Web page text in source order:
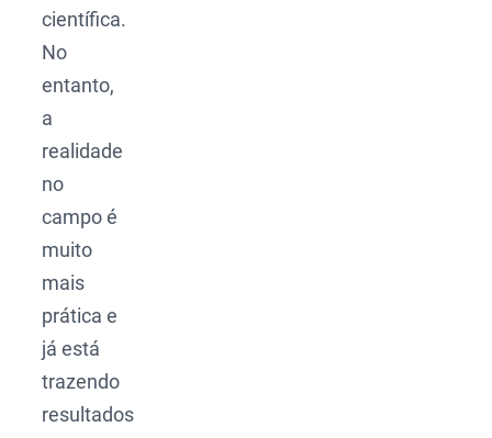
científica.
No
entanto,
a
realidade
no
campo é
muito
mais
prática e
já está
trazendo
resultados